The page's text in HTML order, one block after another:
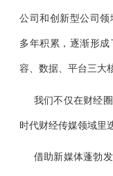
公司和创新型公司
多年积累，逐渐形
容、数据、平台三大
我们不仅在财经
时代财经传媒领域里
借助新媒体蓬勃